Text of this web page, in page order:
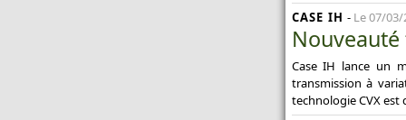
CASE IH - Le 07/03/
Case IH lance un
transmission à
technologie CVX est